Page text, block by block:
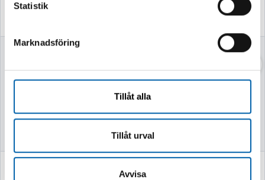
Statistik
Marknadsföring
Tillåt alla
Tillåt urval
Avvisa
Finns i lager
VEDKLYV 7TON
Finns i lager